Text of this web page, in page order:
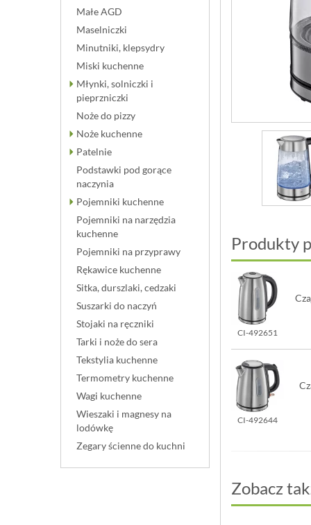
Małe AGD
Maselniczki
Minutniki, klepsydry
Miski kuchenne
Młynki, solniczki i
pieprzniczki
Noże do pizzy
Noże kuchenne
Patelnie
Podstawki pod gorące
naczynia
Pojemniki kuchenne
Pojemniki na narzędzia
kuchenne
Pojemniki na przyprawy
Rękawice kuchenne
Sitka, durszlaki, cedzaki
Suszarki do naczyń
Stojaki na ręczniki
Tarki i noże do sera
Tekstylia kuchenne
Termometry kuchenne
Wagi kuchenne
Wieszaki i magnesy na
lodówkę
Zegary ścienne do kuchni
Produkty
CI-492651
CI-492644
Zobacz